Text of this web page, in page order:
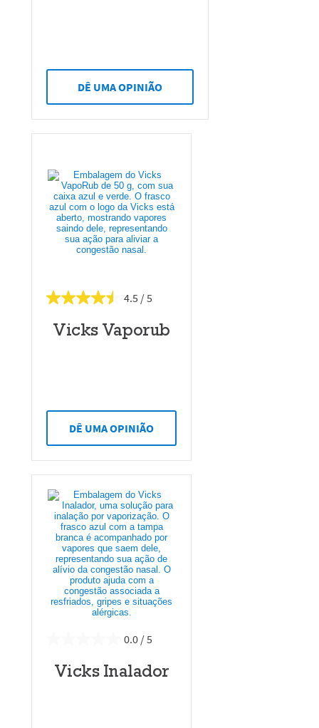
DÊ UMA OPINIÃO
4.5
Vicks Vaporub
DÊ UMA OPINIÃO
0.0
Vicks Inalador